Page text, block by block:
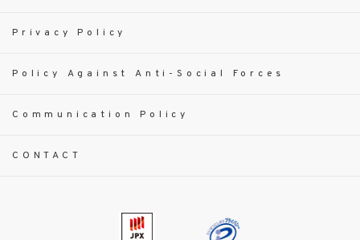
Privacy Policy
Policy Against Anti-Social Forces
Communication Policy
CONTACT